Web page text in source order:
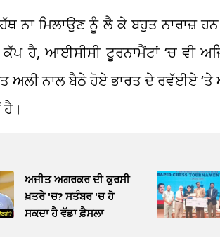
ਹੱਥ ਨਾ ਮਿਲਾਉਣ ਨੂੰ ਲੈ ਕੇ ਬਹੁਤ ਨਾਰਾਜ਼
ਕੱਪ ਹੈ, ਆਈਸੀਸੀ ਟੂਰਨਾਮੈਂਟਾਂ‘ਚ ਵੀ
ਅਲੀ ਨਾਲ ਬੈਠੇ ਹੋਏ ਭਾਰਤ ਦੇ ਰਵੱਈਏ ‘ਤੇ
ਅਜੀਤ ਅਗਰਕਰ ਦੀ ਕੁਰਸੀ
ਖ਼ਤਰੇ 'ਚ? ਸਤੰਬਰ 'ਚ ਹੋ
ਸਕਦਾ ਹੈ ਵੱਡਾ ਫ਼ੈਸਲਾ